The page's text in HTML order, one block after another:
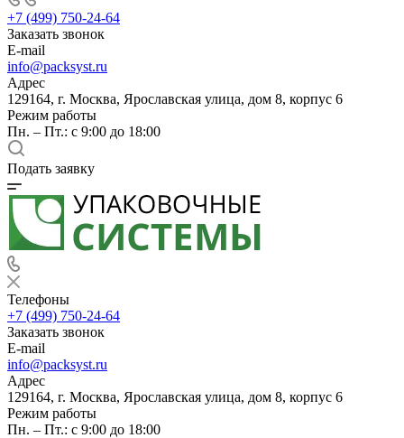
+7 (499) 750-24-64
Заказать звонок
E-mail
info@packsyst.ru
Адрес
129164, г. Москва, Ярославская улица, дом 8, корпус 6
Режим работы
Пн. – Пт.: с 9:00 до 18:00
Подать заявку
Телефоны
+7 (499) 750-24-64
Заказать звонок
E-mail
info@packsyst.ru
Адрес
129164, г. Москва, Ярославская улица, дом 8, корпус 6
Режим работы
Пн. – Пт.: с 9:00 до 18:00